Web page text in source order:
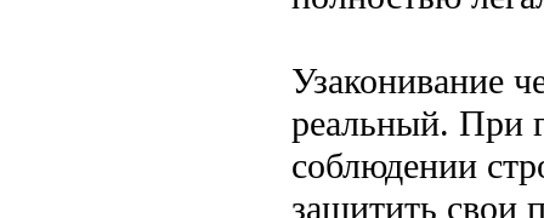
Узаконивание
реальный. При
соблюдении
защитить свои